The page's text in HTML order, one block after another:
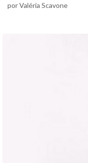
por Valéria Scavone